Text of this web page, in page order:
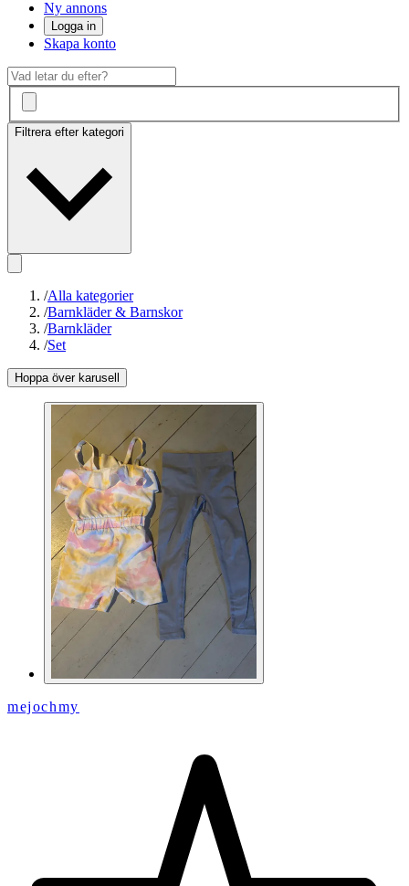
Ny annons
Logga in
Skapa konto
Filtrera efter kategori
/Alla kategorier
/Barnkläder & Barnskor
/Barnkläder
/Set
Hoppa över karusell
mejochmy